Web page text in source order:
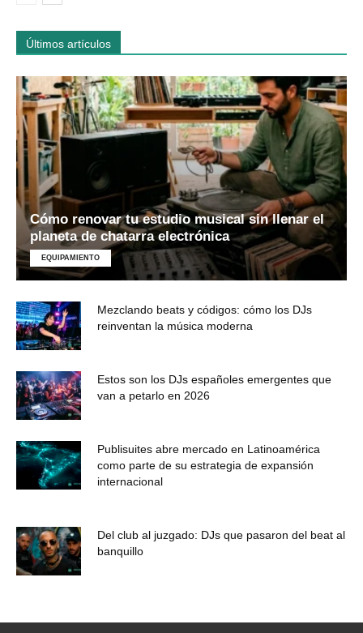
Últimos artículos
Cómo renovar tu estudio musical sin llenar el
planeta de chatarra electrónica
EQUIPAMIENTO
Mezclando beats y códigos: cómo los DJs
reinventan la música moderna
Estos son los DJs españoles emergentes que
van a petarlo en 2026
Publisuites abre mercado en Latinoamérica
como parte de su estrategia de expansión
internacional
Del club al juzgado: DJs que pasaron del beat al
banquillo